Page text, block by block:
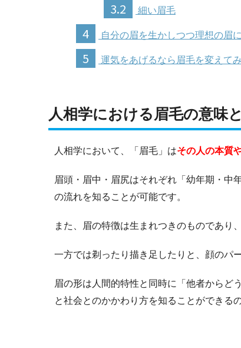
3.2 細い眉毛
4 自分の眉を生かしつつ理想の眉
5 運気をあげるなら眉毛を変えて
人相学における眉毛の意味
人相学において、「眉毛」はその人の本質
眉頭・眉中・眉尻はそれぞれ「幼年期・中
の流れを知ることが可能です。
また、眉の特徴は生まれつきのものであり
一方では剃ったり描き足したりと、顔のパ
眉の形は人間的特性と同時に「他者からど
と社会とのかかわり方を知ることができるの